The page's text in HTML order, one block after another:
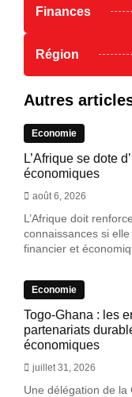
Finances
Région
Autres
Economie
L’Afrique se dote
économiques
août 6, 2026
L’Afrique doit
connaissances si
financier et
Economie
Togo-Ghana : les
partenariats
économiques
juillet 31, 2026
Une délégation de la